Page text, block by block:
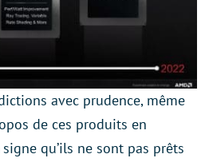
avec prudence, même
de ces produits en
qu’ils ne sont pas prêts